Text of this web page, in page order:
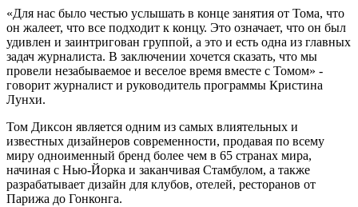
«Для нас было честью услышать в конце занятия от Тома, что
он жалеет, что все подходит к концу. Это означает, что он был
удивлен и заинтригован группой, а это и есть одна из главных
задач журналиста. В заключении хочется сказать, что мы
провели незабываемое и веселое время вместе с Томом» -
говорит журналист и руководитель программы Кристина
Лунхи.
Том Диксон является одним из самых влиятельных и
известных дизайнеров современности, продавая по всему
миру одноименный бренд более чем в 65 странах мира,
начиная с Нью-Йорка и заканчивая Стамбулом, а также
разрабатывает дизайн для клубов, отелей, ресторанов от
Парижа до Гонконга.